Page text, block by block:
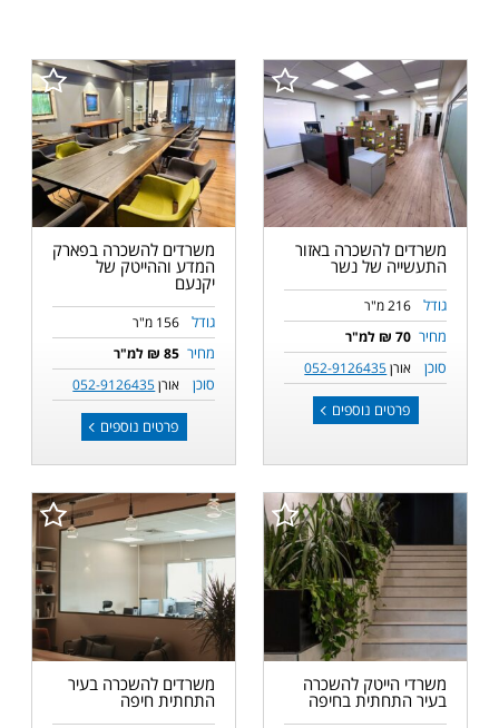
משרדים להשכרה באזור
התעשייה של נשר
גודל 216 מ"ר
מחיר 70 ₪ למ"ר
סוכן אורן052-9126435
פרטים נוספים
משרדים להשכרה בפארק
המדע וההייטק של
יקנעם
גודל 156 מ"ר
מחיר 85 ₪ למ"ר
סוכן אורן052-9126435
פרטים נוספים
משרדי הייטק להשכרה
בעיר התחתית בחיפה
משרדים להשכרה בעיר
התחתית חיפה